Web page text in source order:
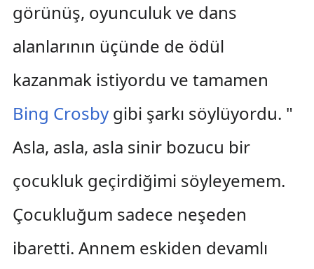
görünüş, oyunculuk ve dans
alanlarının üçünde de ödül
kazanmak istiyordu ve tamamen
Bing Crosbygibi şarkı söylüyordu. "
Asla, asla, asla sinir bozucu bir
çocukluk geçirdiğimi söyleyemem.
Çocukluğum sadece neşeden
ibaretti. Annem eskiden devamlı